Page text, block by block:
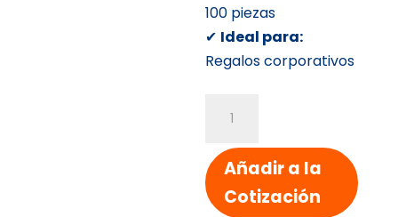
100 piezas
✔ Ideal para:
Regalos corporativos
PLASTICO
cantidad
Añadir a la
Cotización